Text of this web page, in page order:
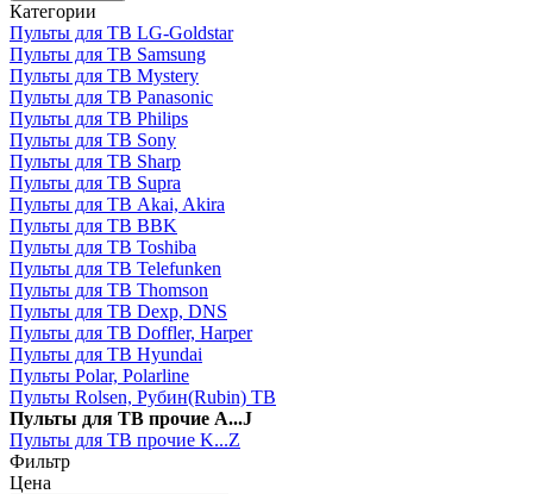
Категории
Пульты для ТВ LG-Goldstar
Пульты для ТВ Samsung
Пульты для ТВ Mystery
Пульты для ТВ Panasonic
Пульты для ТВ Philips
Пульты для ТВ Sony
Пульты для ТВ Sharp
Пульты для ТВ Supra
Пульты для ТВ Akai, Akira
Пульты для ТВ BBK
Пульты для ТВ Toshiba
Пульты для ТВ Telefunken
Пульты для ТВ Thomson
Пульты для ТВ Dexp, DNS
Пульты для ТВ Doffler, Harper
Пульты для ТВ Hyundai
Пульты Polar, Polarline
Пульты Rolsen, Рубин(Rubin) ТВ
Пульты для ТВ прочие A...J
Пульты для ТВ прочие K...Z
Фильтр
Цена